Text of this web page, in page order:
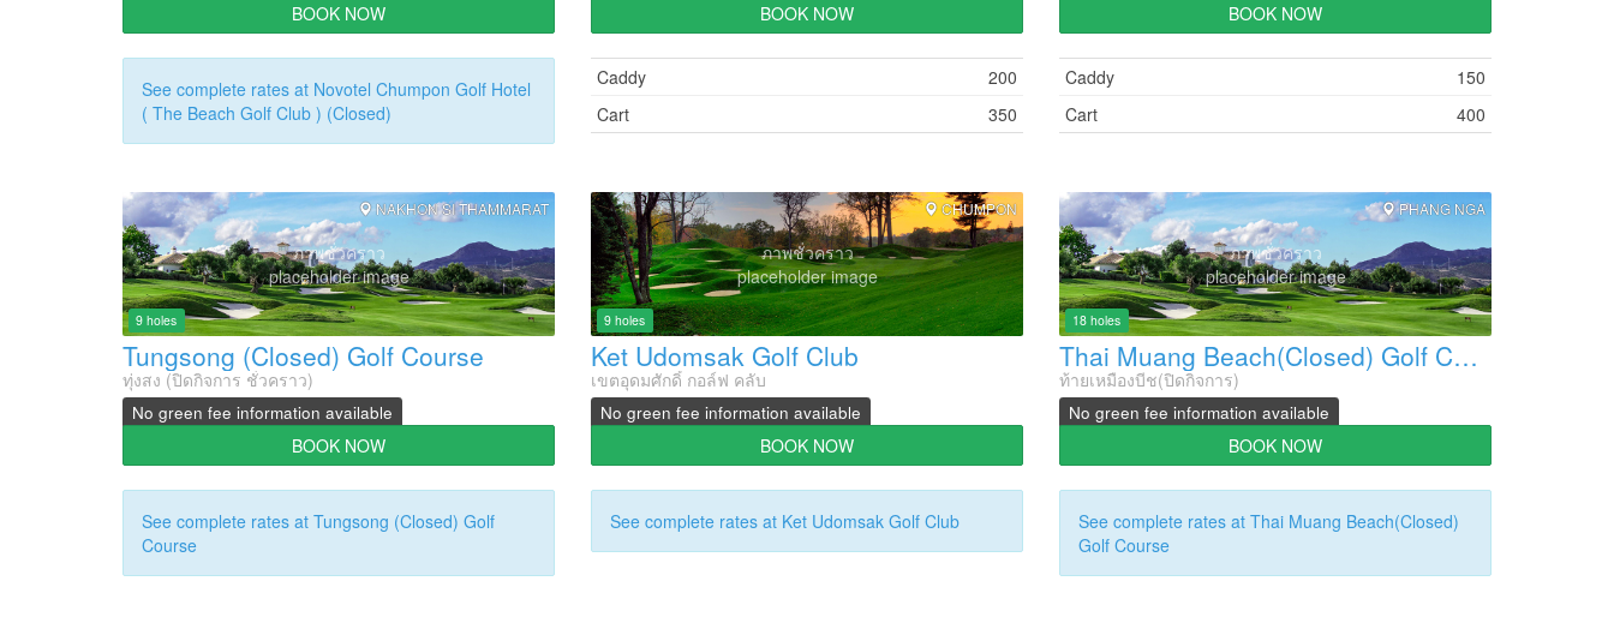
BOOK NOW
See complete rates at Novotel Chumpon Golf Hotel
( The Beach Golf Club ) (Closed)
BOOK NOW
Caddy
200
Cart
350
BOOK NOW
Caddy
150
Cart
400
ภาพชั่วคราว
placeholder image
NAKHON SI THAMMARAT
9 holes
Tungsong (Closed) Golf Course
ทุ่งสง (ปิดกิจการ ชั่วคราว)
No green fee information available
BOOK NOW
See complete rates at Tungsong (Closed) Golf
Course
ภาพชั่วคราว
placeholder image
CHUMPON
9 holes
Ket Udomsak Golf Club
เขตอุดมศักดิ์ กอล์ฟ คลับ
No green fee information available
BOOK NOW
See complete rates at Ket Udomsak Golf Club
ภาพชั่วคราว
placeholder image
PHANG NGA
18 holes
Thai Muang Beach(Closed) Golf Course
ท้ายเหมืองบีช(ปิดกิจการ)
No green fee information available
BOOK NOW
See complete rates at Thai Muang Beach(Closed)
Golf Course